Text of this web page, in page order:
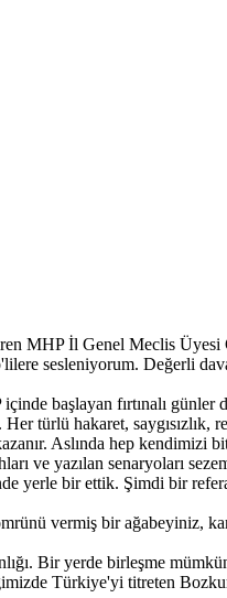
MHP İl Genel Meclis
sesleniyorum. Değerli
başlayan fırtınalı
Her türlü hakaret,
Aslında hep kendimizi
ve yazılan senaryoları
yerle bir ettik. Şimdi bir
vermiş bir ağabeyiniz,
Bir yerde birleşme
Türkiye'yi titreten